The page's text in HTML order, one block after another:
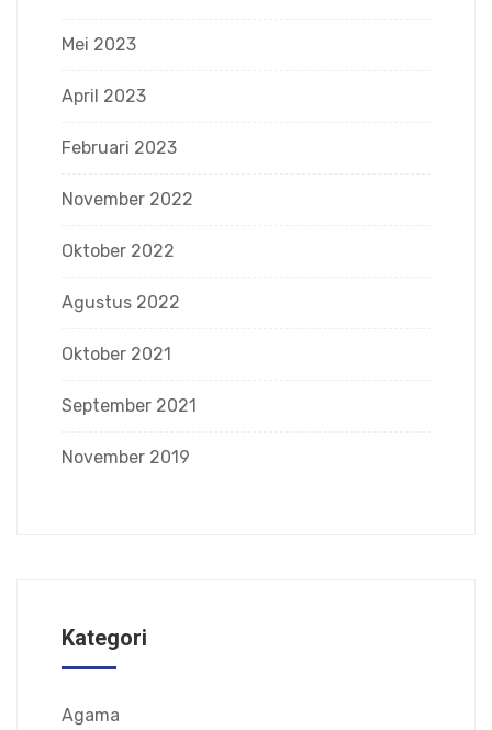
Mei 2023
April 2023
Februari 2023
November 2022
Oktober 2022
Agustus 2022
Oktober 2021
September 2021
November 2019
Kategori
Agama